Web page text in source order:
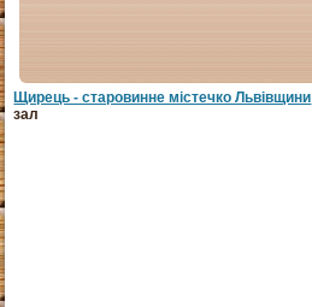
Щирець - старовинне мiстечко Львiвщини
зал